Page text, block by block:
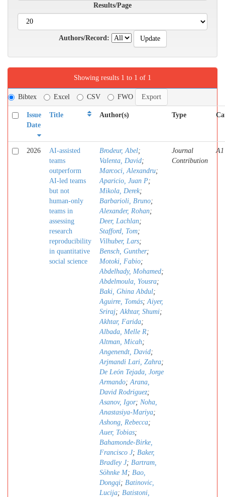
Results/Page
Authors/Record:
Showing results 1 to 1 of 1
Bibtex Excel CSV FWO
Issue
Date
Title Author(s) Type
2026
AI-assisted
teams
outperform
AI-led teams
but not
human-only
teams in
assessing
research
reproducibility
in quantitative
social science
Brodeur, Abel;
Valenta, David;
Marcoci, Alexandru;
Aparicio, Juan P;
Mikola, Derek;
Barbarioli, Bruno;
Alexander, Rohan;
Deer, Lachlan;
Stafford, Tom;
Vilhuber, Lars;
Bensch, Gunther;
Motoki, Fabio;
Abdelhady, Mohamed;
Abdelmoula, Yousra;
Baki, Ghina Abdul;
Aguirre, Tomás;Aiyer,
Sriraj;Akhtar, Shumi;
Akhtar, Farida;
Albada, Melle R;
Altman, Micah;
Angenendt, David;
Arjmandi Lari, Zahra;
De León Tejada, Jorge
Armando;Arana,
David Rodriguez;
Asanov, Igor; Noha,
Anastasiya-Mariya;
Ashong, Rebecca;
Auer, Tobias;
Bahamonde-Birke,
Francisco J; Baker,
Bradley J; Bartram,
Söhnke M; Bao,
Dongqi; Batinovic,
Lucija; Batistoni,
Journal
Contribution
A1